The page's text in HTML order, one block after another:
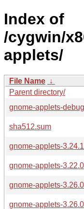
Index of
/cygwin/
applets/
File Name ↓
Parent directory/
gnome-applets-
sha512.sum
gnome-applets-
gnome-applets-
gnome-applets-
gnome-applets-